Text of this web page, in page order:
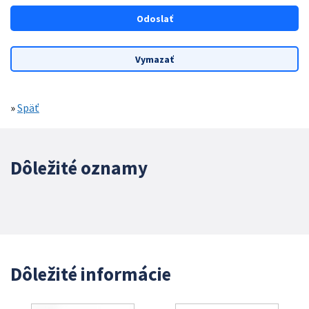
»Späť
Dôležité oznamy
Dôležité informácie